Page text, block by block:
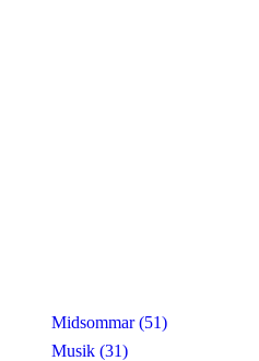
Midsommar (51)
Musik (31)